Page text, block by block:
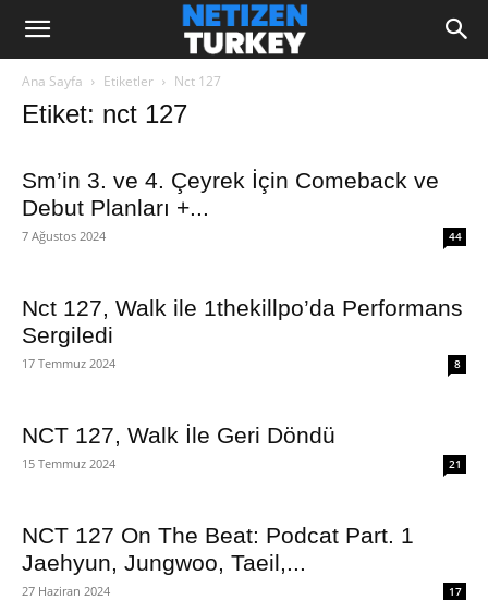
Ana Sayfa Etiketler Nct 127
Etiket: nct 127
Sm’in 3. ve 4. Çeyrek İçin Comeback ve
Debut Planları +...
7 Ağustos 2024 44
Nct 127, Walk ile 1thekillpo’da Performans
Sergiledi
17 Temmuz 2024 8
NCT 127, Walk İle Geri Döndü
15 Temmuz 2024 21
NCT 127 On The Beat: Podcat Part. 1
Jaehyun, Jungwoo, Taeil,...
27 Haziran 2024 17